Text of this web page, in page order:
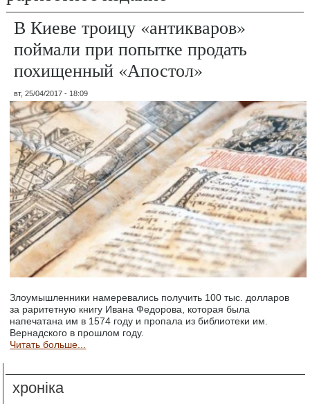
В Киеве троицу «антикваров»
поймали при попытке продать
похищенный «Апостол»
вт, 25/04/2017 - 18:09
Злоумышленники намеревались получить 100 тыс. долларов
за раритетную книгу Ивана Федорова, которая была
напечатана им в 1574 году и пропала из библиотеки им.
Вернадского в прошлом году.
Читать больше...
хроніка